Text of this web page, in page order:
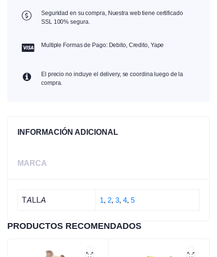
Seguridad en su compra, Nuestra web tiene certificado
SSL 100% segura.
Multiple Formas de Pago: Debito, Credito, Yape
El precio no incluye el delivery, se coordina luego de la
compra.
INFORMACIÓN ADICIONAL
MARCA
TALLA 1, 2, 3, 4, 5
PRODUCTOS RECOMENDADOS